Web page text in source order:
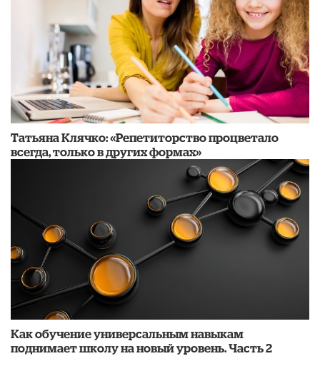
​Татьяна Клячко: «Репетиторство процветало
всегда, только в других формах»
​Как обучение универсальным навыкам
поднимает школу на новый уровень. Часть 2